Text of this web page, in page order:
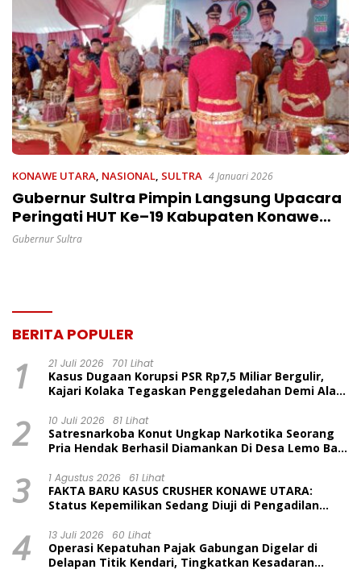
KONAWE UTARA, NASIONAL, SULTRA 4 Januari 2026
Gubernur Sultra Pimpin Langsung Upacara
Peringati HUT Ke–19 Kabupaten Konawe
Utara Di Halaman Kantor Bupati
Gubernur Sultra
BERITA POPULER
1 21 Juli 2026 701 Lihat
Kasus Dugaan Korupsi PSR Rp7,5 Miliar Bergulir,
Kajari Kolaka Tegaskan Penggeledahan Demi Alat
2 10 Juli 2026 81 Lihat
Satresnarkoba Konut Ungkap Narkotika Seorang
Pria Hendak Berhasil Diamankan Di Desa Lemo Bajo
3 1 Agustus 2026 61 Lihat
FAKTA BARU KASUS CRUSHER KONAWE UTARA:
Status Kepemilikan Sedang Diuji di Pengadilan
Dinilai Prematur
4 13 Juli 2026 60 Lihat
Operasi Kepatuhan Pajak Gabungan Digelar di
Delapan Titik Kendari, Tingkatkan Kesadaran